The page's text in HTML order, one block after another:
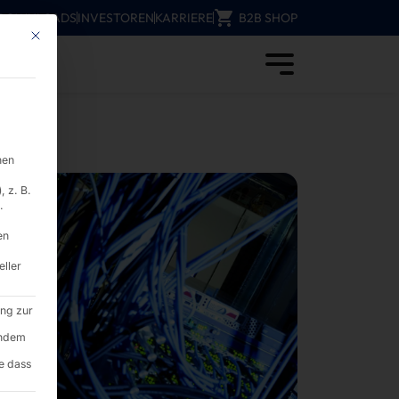
INVESTORENKARRIERE B2B SHOP
Mit diesem Button wird der Dialog geschlossen. Seine Funktionalität
z. B.
zur
dass